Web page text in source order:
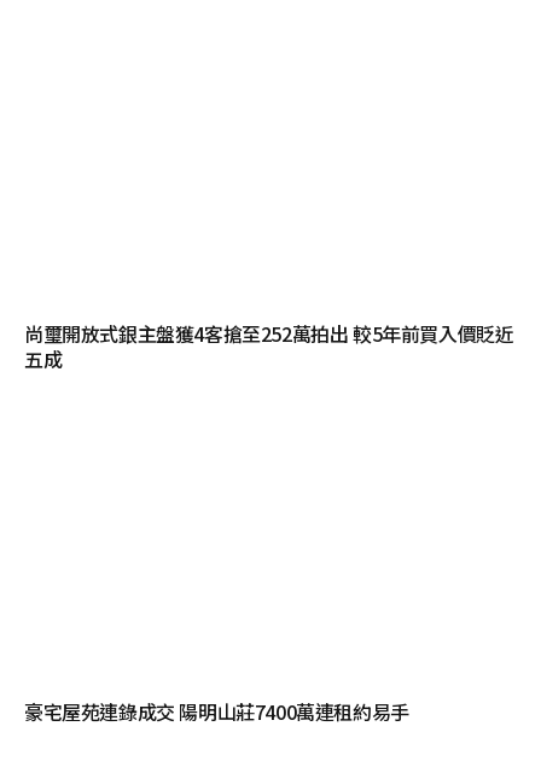
尚璽開放式銀主盤獲4客搶至252萬拍出 較5年前買入價貶近
五成
豪宅屋苑連錄成交 陽明山莊7400萬連租約易手